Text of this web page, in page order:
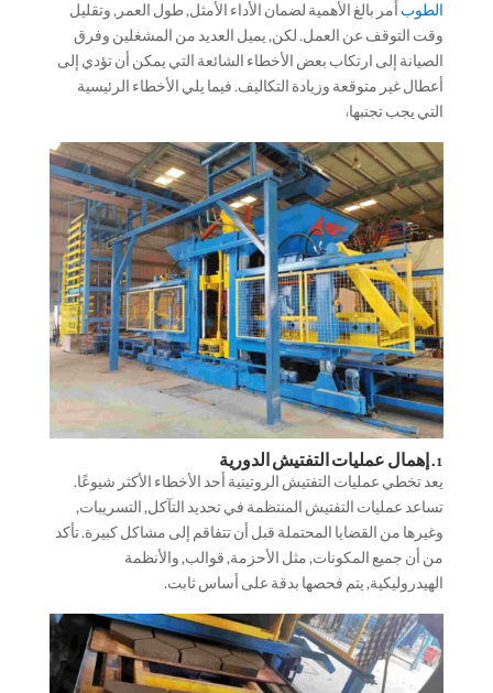
الطوب أمر بالغ الأهمية لضمان الأداء الأمثل, طول العمر, وتقليل
وقت التوقف عن العمل. لكن, يميل العديد من المشغلين وفرق
الصيانة إلى ارتكاب بعض الأخطاء الشائعة التي يمكن أن تؤدي إلى
أعطال غير متوقعة وزيادة التكاليف. فيما يلي الأخطاء الرئيسية
التي يجب تجنبها:
1. إهمال عمليات التفتيش الدورية
يعد تخطي عمليات التفتيش الروتينية أحد الأخطاء الأكثر شيوعًا.
تساعد عمليات التفتيش المنتظمة في تحديد التآكل, التسريبات,
وغيرها من القضايا المحتملة قبل أن تتفاقم إلى مشاكل كبيرة. تأكد
من أن جميع المكونات, مثل الأحزمة, قوالب, والأنظمة
الهيدروليكية, يتم فحصها بدقة على أساس ثابت.